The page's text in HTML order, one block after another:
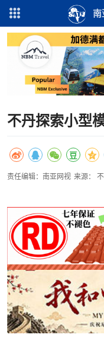
南
不丹探索小型
责任编辑：南亚网视 来源：